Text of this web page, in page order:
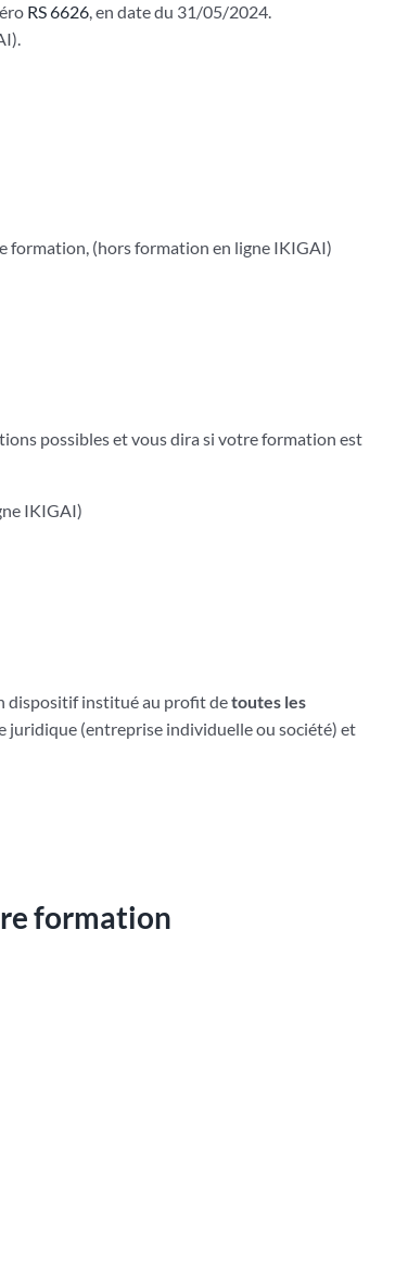
RS 6626, en date du 31/05/2024.
formation, (hors formation en ligne IKIGAI)
possibles et vous dira si votre formation est
IKIGAI)
dispositif institué au profit detoutes les
juridique (entreprise individuelle ou société) et
formation